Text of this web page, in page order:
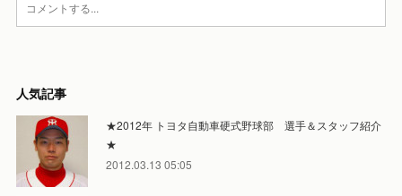
人気記事
★2012年 トヨタ自動車硬式野球部 選手＆スタッフ紹介
★
2012.03.13 05:05